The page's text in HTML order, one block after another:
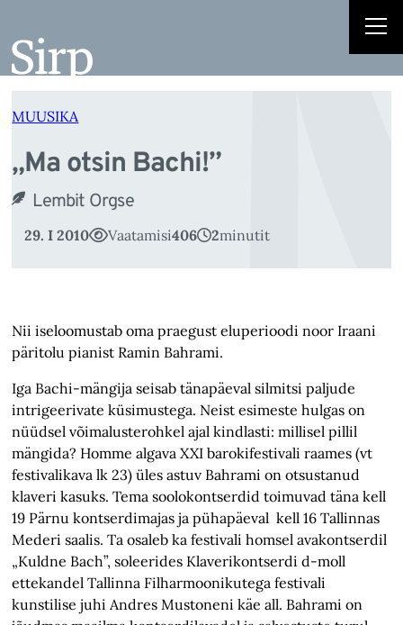
juurde
MUUSIKA
„Ma otsin Bachi!”
Lembit Orgse
29. I 2010 Vaatamisi406 2minutit
Nii iseloomustab oma praegust eluperioodi noor Iraani
päritolu pianist Ramin Bahrami.
Iga Bachi-mängija seisab tänapäeval silmitsi paljude
intrigeerivate küsimustega. Neist esimeste hulgas on
nüüdsel võimalusterohkel ajal kindlasti: millisel pillil
mängida? Homme algava XXI barokifestivali raames (vt
festivalikava lk 23) üles astuv Bahrami on otsustanud
klaveri kasuks. Tema soolokontserdid toimuvad täna kell
19 Pärnu kontserdimajas ja pühapäeval kell 16 Tallinnas
Mederi saalis. Ta osaleb ka festivali homsel avakontserdil
„Kuldne Bach”, soleerides Klaverikontserdi d-moll
ettekandel Tallinna Filharmoonikutega festivali
kunstilise juhi Andres Mustoneni käe all. Bahrami on